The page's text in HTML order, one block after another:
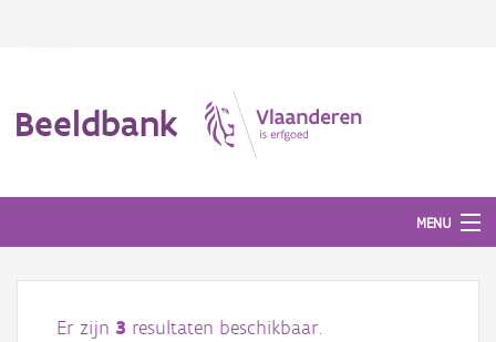
Beeldbank
MENU
Afbeeldingen
Er zijn 3 resultaten beschikbaar.